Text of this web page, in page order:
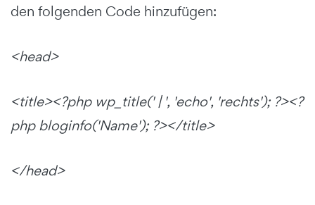
den folgenden Code hinzufügen:
<head>
<title><?php wp_title(' | ', 'echo', 'rechts'); ?><?
php bloginfo('Name'); ?></title>
</head>